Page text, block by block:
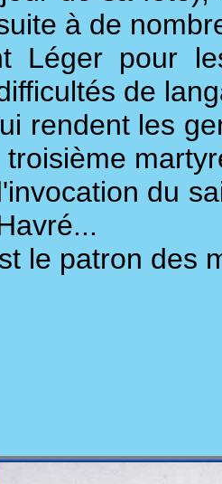
à de
Léger pour
de
rendent les
du
le patron des